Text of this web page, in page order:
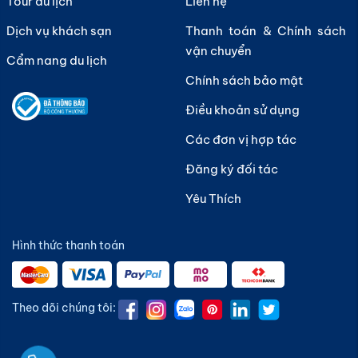
Hà Nội, hay như vé máy bay Vietnam Airlines Đà Nẵng
- Sài Gòn luôn được khai thác với tần suất cao, thời
gian bay linh hoạt và dịch vụ cực kỳ chất lượng. Điều
này mang đến sự lựa chọn thuận tiện cho hành khách,
đặc biệt trong các dịp du lịch cao điểm hoặc cần di
chuyển nhanh chóng giữa các trung tâm kinh tế lớn
Dịch vụ khách sạn
Cẩm nang du lịch
Thanh toán & Chính sách
vận chuyển
Chính sách bảo mật
Điều khoản sử dụng
Các đơn vị hợp tác
Đăng ký đối tác
Yêu Thích
Hình thức thanh toán
Theo dõi chúng tôi: